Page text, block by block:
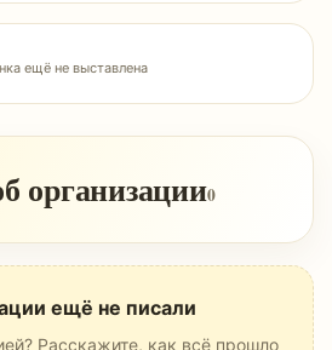
ещё не выставлена
организации0
ещё не писали
Расскажите, как всё прошло